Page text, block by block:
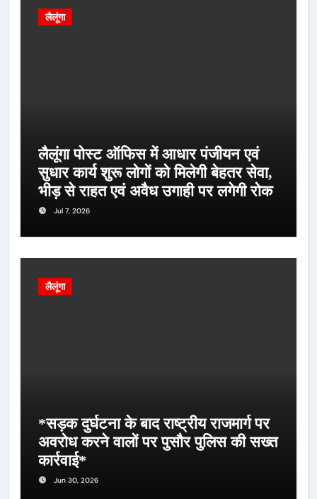
लैलूंगा
लैलूंगा पोस्ट ऑफिस में आधार पंजीयन एवं
सुधार कार्य शुरू लोगों को मिलेगी बेहतर सेवा,
भीड़ से राहत एवं अवैध उगाही पर लगेगी रोक
Jul 7, 2026
लैलूंगा
*सड़क दुर्घटना के बाद राष्ट्रीय राजमार्ग पर
अवरोध करने वालों पर पुसौर पुलिस की सख्त
कार्रवाई*
Jun 30, 2026